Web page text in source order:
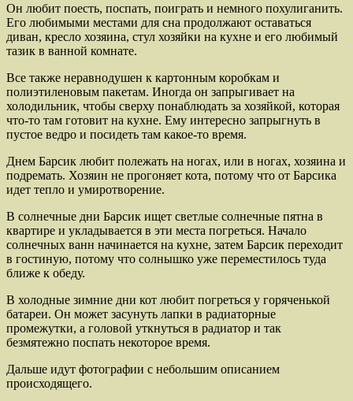
Он любит поесть, поспать, поиграть и немного похулиганить.
Его любимыми местами для сна продолжают оставаться
диван, кресло хозяина, стул хозяйки на кухне и его любимый
тазик в ванной комнате.
Все также неравнодушен к картонным коробкам и
полиэтиленовым пакетам. Иногда он запрыгивает на
холодильник, чтобы сверху понаблюдать за хозяйкой, которая
что-то там готовит на кухне. Ему интересно запрыгнуть в
пустое ведро и посидеть там какое-то время.
Днем Барсик любит полежать на ногах, или в ногах, хозяина и
подремать. Хозяин не прогоняет кота, потому что от Барсика
идет тепло и умиротворение.
В солнечные дни Барсик ищет светлые солнечные пятна в
квартире и укладывается в эти места погреться. Начало
солнечных ванн начинается на кухне, затем Барсик переходит
в гостиную, потому что солнышко уже переместилось туда
ближе к обеду.
В холодные зимние дни кот любит погреться у горяченькой
батареи. Он может засунуть лапки в радиаторные
промежутки, а головой уткнуться в радиатор и так
безмятежно поспать некоторое время.
Дальше идут фотографии с небольшим описанием
происходящего.